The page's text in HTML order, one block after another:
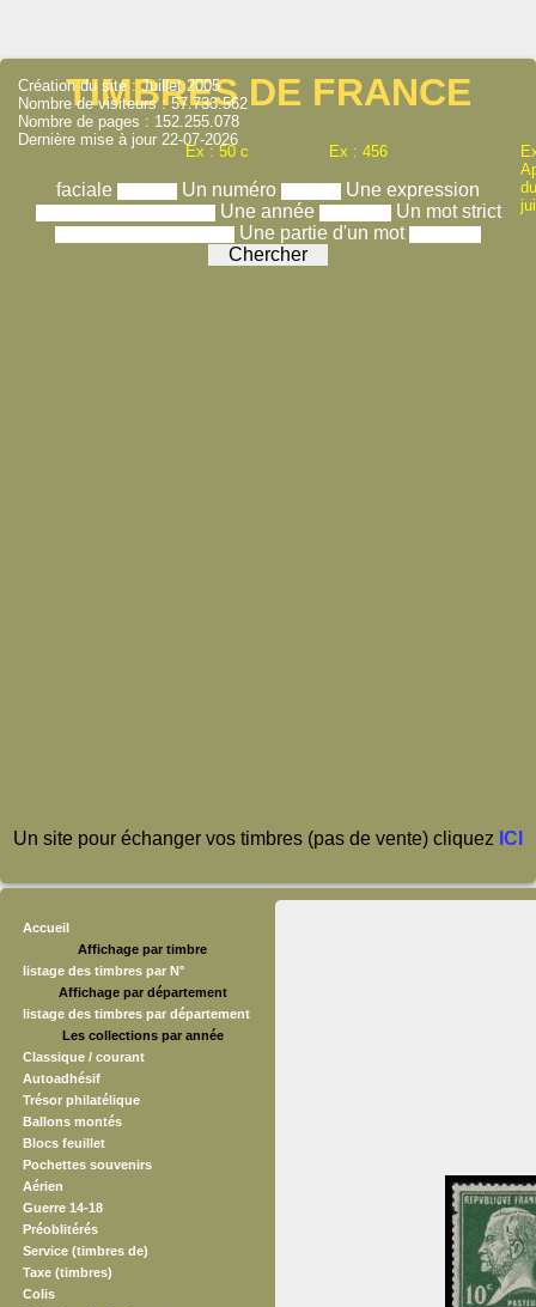
TIMBRES DE FRANCE
Ex : 50 c Ex : 456
faciale Un numéro
Une expression
Une année
Un mot strict
Une partie d'un mot
Création du site : Juillet 2005
Nombre de visiteurs : 57.733.562
Nombre de pages : 152.255.078
Dernière mise à jour 22-07-2026
Un site pour échanger vos timbres (pas de vente) cliquez ICI
Accueil
Affichage par timbre
listage des timbres par N°
Affichage par département
listage des timbres par département
Les collections par année
Classique / courant
Autoadhésif
Trésor philatélique
Ballons montés
Blocs feuillet
Pochettes souvenirs
Aérien
Guerre 14-18
Préoblitérés
Service (timbres de)
Taxe (timbres)
Colis